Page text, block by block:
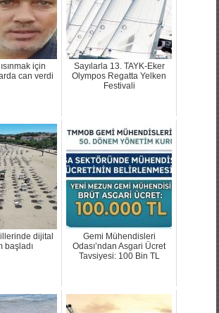
için
can verdi
Sayılarla 13. TAYK-Eker
Olympos Regatta Yelken
Festivali
dijital
başladı
Gemi Mühendisleri
Odası’ndan Asgari Ücret
Tavsiyesi: 100 Bin TL